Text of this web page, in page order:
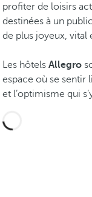
profiter de loisirs
destinées à un
de plus joyeux, vital
Les hôtels Allegro
espace où se sentir
et l’optimisme qui